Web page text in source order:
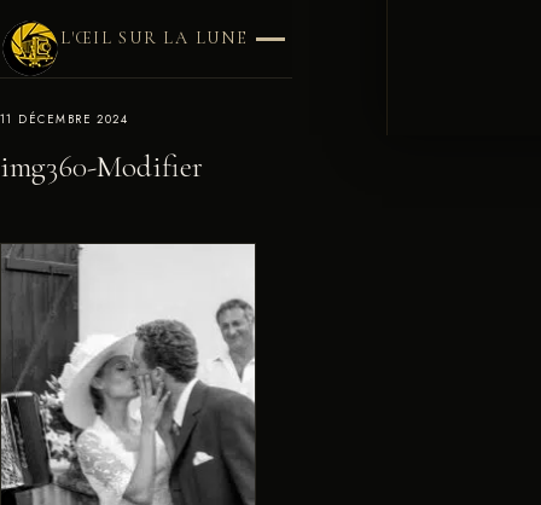
L'ŒIL SUR LA LUNE
11 DÉCEMBRE 2024
img360-Modifier